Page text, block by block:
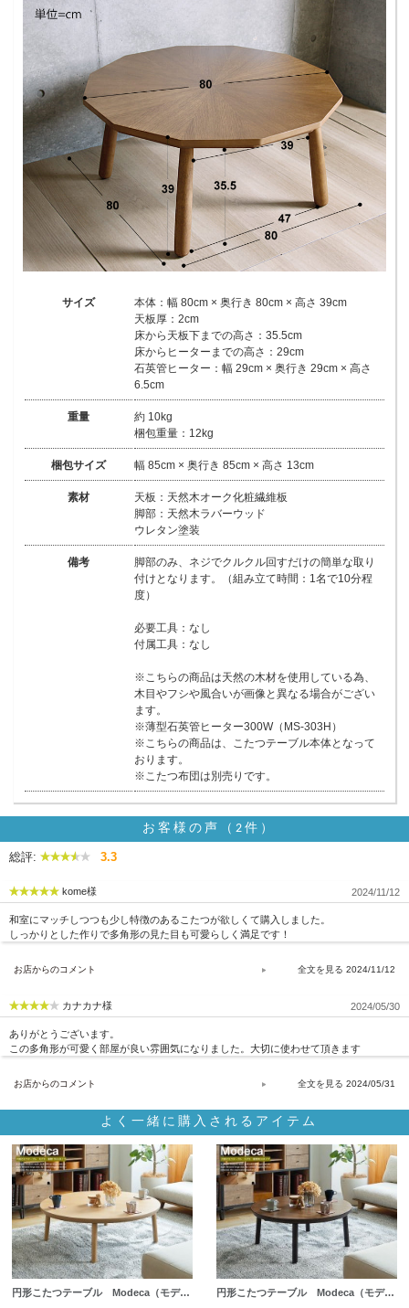
サイズ
本体：幅 80cm × 奥行き 80cm × 高さ 39cm
天板厚：2cm
床から天板下までの高さ：35.5cm
床からヒーターまでの高さ：29cm
石英管ヒーター：幅 29cm × 奥行き 29cm × 高さ
6.5cm
重量
約 10kg
梱包重量：12kg
梱包サイズ 幅 85cm × 奥行き 85cm × 高さ 13cm
素材
天板：天然木オーク化粧繊維板
脚部：天然木ラバーウッド
ウレタン塗装
備考
脚部のみ、ネジでクルクル回すだけの簡単な取り
付けとなります。（組み立て時間：1名で10分程
度）
必要工具：なし
付属工具：なし
※こちらの商品は天然の木材を使用している為、
木目やフシや風合いが画像と異なる場合がござい
ます。
※薄型石英管ヒーター300W（MS-303H）
※こちらの商品は、こたつテーブル本体となって
おります。
※こたつ布団は別売りです。
お客様の声（2件）
総評: 3.3
kome様 2024/11/12
和室にマッチしつつも少し特徴のあるこたつが欲しくて購入しました。
しっかりとした作りで多角形の見た目も可愛らしく満足です！
お店からのコメント 2024/11/12
カナカナ様 2024/05/30
ありがとうございます。
この多角形が可愛く部屋が良い雰囲気になりました。大切に使わせて頂きます
お店からのコメント 2024/05/31
よく一緒に購入されるアイテム
円形こたつテーブル Modeca（モデ… 円形こたつテーブル Modeca（モデ…